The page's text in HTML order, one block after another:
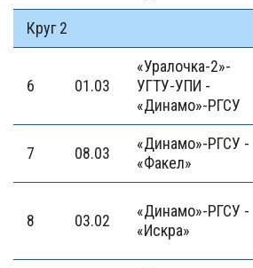
Круг 2
6 01.03
«Уралочка-2»-
УГТУ-УПИ -
«Динамо»-РГСУ
7 08.03
«Динамо»-РГСУ -
«Факел»
8 03.02
«Динамо»-РГСУ -
«Искра»